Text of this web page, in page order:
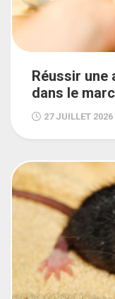
Réussir
dans le
27 JUILLET 2026